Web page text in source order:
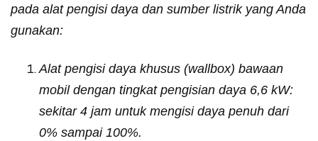
pada alat pengisi daya dan sumber listrik yang Anda
gunakan:
Alat pengisi daya khusus (wallbox) bawaan
mobil dengan tingkat pengisian daya 6,6 kW:
sekitar 4 jam untuk mengisi daya penuh dari
0% sampai 100%.